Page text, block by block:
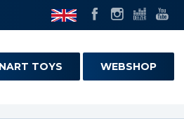
TOYS WEBSHOP